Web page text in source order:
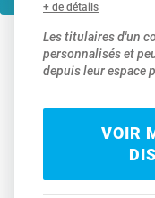
+ de détails
Les titulaires d'un
personnalisés et
depuis leur espace
VOIR